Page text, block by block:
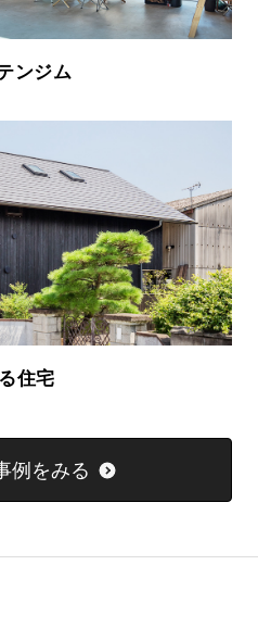
ンジム
住宅
例をみる